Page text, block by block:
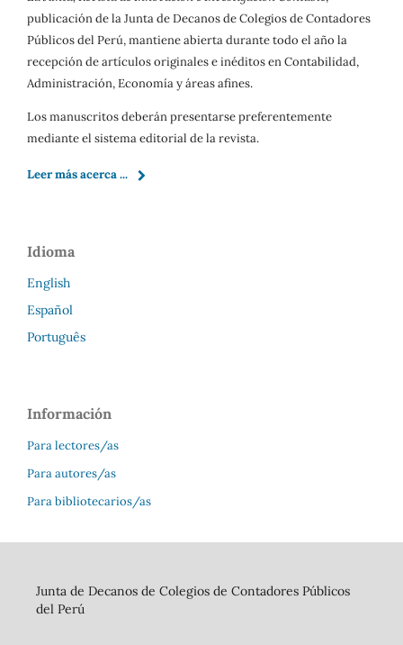
publicación de la Junta de Decanos de Colegios de Contadores
Públicos del Perú, mantiene abierta durante todo el año la
recepción de artículos originales e inéditos en Contabilidad,
Administración, Economía y áreas afines.
Los manuscritos deberán presentarse preferentemente
mediante el sistema editorial de la revista.
Leer más acerca ...
Idioma
English
Español
Português
Información
Para lectores/as
Para autores/as
Para bibliotecarios/as
Junta de Decanos de Colegios de Contadores Públicos
del Perú